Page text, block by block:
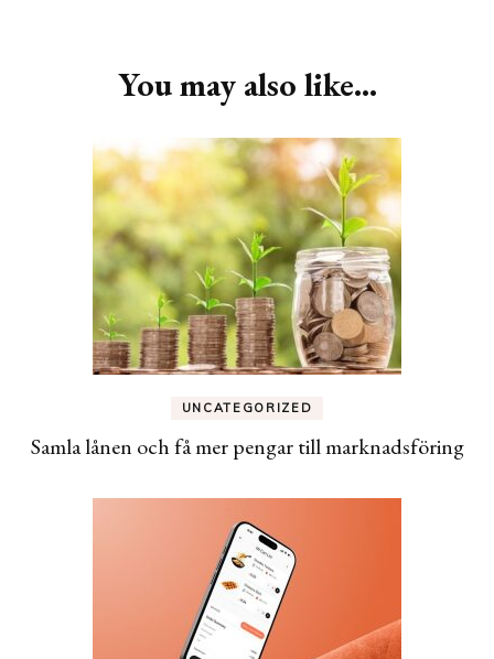
You may also like...
UNCATEGORIZED
Samla lånen och få mer pengar till marknadsföring